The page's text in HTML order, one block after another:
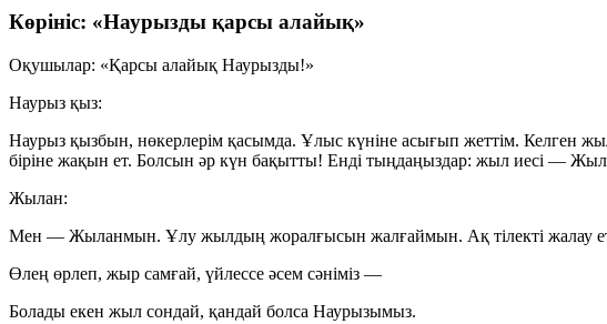
Көрініс: «Наурызды қарсы алайық»
Оқушылар: «Қарсы алайық Наурызды!»
Наурыз қыз:
Наурыз қызбын, нөкерлерім қасымда. Ұлыс күніне асығып жеттім. Келген
біріне жақын ет. Болсын әр күн бақытты! Енді тыңдаңыздар: жыл иесі —
Жылан:
Мен — Жыланмын. Ұлу жылдың жоралғысын жалғаймын. Ақ тілекті жалау
Өлең өрлеп, жыр самғай, үйлессе әсем сәніміз —
Болады екен жыл сондай, қандай болса Наурызымыз.